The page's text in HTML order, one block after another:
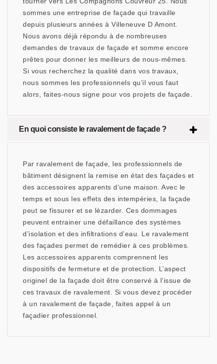
sommes une entreprise de façade qui travaille
depuis plusieurs années à Villeneuve D Amont.
Nous avons déjà répondu à de nombreuses
demandes de travaux de façade et somme encore
prêtes pour donner les meilleurs de nous-mêmes.
Si vous recherchez la qualité dans vos travaux,
nous sommes les professionnels qu’il vous faut
alors, faites-nous signe pour vos projets de façade.
En quoi consiste le ravalement de façade ?
Par ravalement de façade, les professionnels de
bâtiment désignent la remise en état des façades et
des accessoires apparents d’une maison. Avec le
temps et sous les effets des intempéries, la façade
peut se fissurer et se lézarder. Ces dommages
peuvent entrainer une défaillance des systèmes
d’isolation et des infiltrations d’eau. Le ravalement
des façades permet de remédier à ces problèmes.
Les accessoires apparents comprennent les
dispositifs de fermeture et de protection. L’aspect
originel de la façade doit être conservé à l’issue de
ces travaux de ravalement. Si vous devez procéder
à un ravalement de façade, faites appel à un
façadier professionnel.